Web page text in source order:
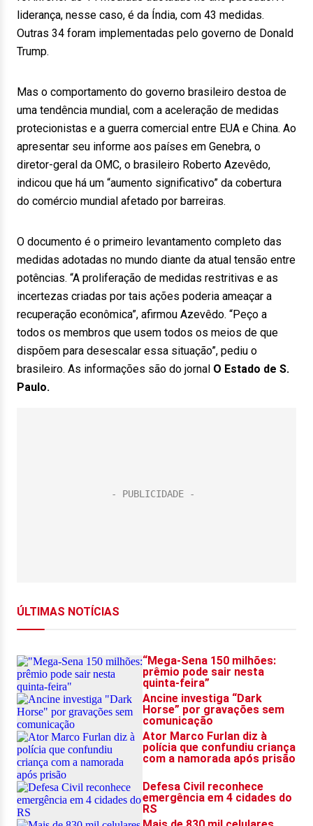
liderança, nesse caso, é da Índia, com 43 medidas.
Outras 34 foram implementadas pelo governo de Donald
Trump.
Mas o comportamento do governo brasileiro destoa de
uma tendência mundial, com a aceleração de medidas
protecionistas e a guerra comercial entre EUA e China. Ao
apresentar seu informe aos países em Genebra, o
diretor-geral da OMC, o brasileiro Roberto Azevêdo,
indicou que há um “aumento significativo” da cobertura
do comércio mundial afetado por barreiras.
O documento é o primeiro levantamento completo das
medidas adotadas no mundo diante da atual tensão entre
potências. “A proliferação de medidas restritivas e as
incertezas criadas por tais ações poderia ameaçar a
recuperação econômica”, afirmou Azevêdo. “Peço a
todos os membros que usem todos os meios de que
dispõem para desescalar essa situação”, pediu o
brasileiro. As informações são do jornal O Estado de S.
Paulo.